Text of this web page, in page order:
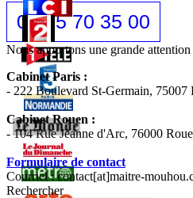
02 35 70 35 00
Nous apportons une grande
Cabinet Paris :
- 222 Boulevard St-Germain, 75007
Cabinet Rouen :
- 104 Rue Jeanne d'Arc, 76000
Formulaire de contact
Courriel : contact[at]maitre-
Rechercher